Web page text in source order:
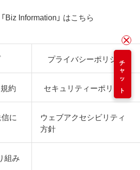
チャット
「Biz Information」 はこちら
プライバシーポリシー
約 セキュリティーポリシー
に
ウェブアクセシビリティ
方針
組み